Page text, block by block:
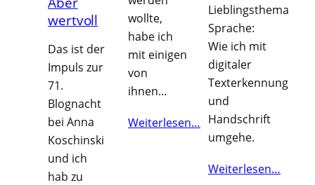
wertvoll
Das ist der
Impuls zur
71.
Blognacht
bei Anna
Koschinski
und ich
hab zu
wollte,
habe ich
mit einigen
von
ihnen…
Weiterlesen…
Lieblingsthema
Sprache:
Wie ich mit
digitaler
Texterkennung
und
Handschrift
umgehe.
Weiterlesen…